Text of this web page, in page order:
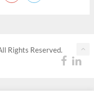
Rights Reserved.